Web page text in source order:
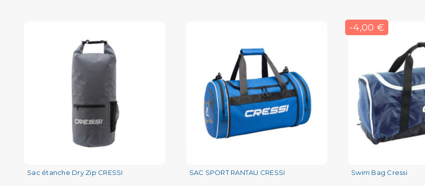
Sac étanche Dry Zip CRESSI SAC SPORT RANTAU CRESSI
-4,00 €
Swim Bag Cressi